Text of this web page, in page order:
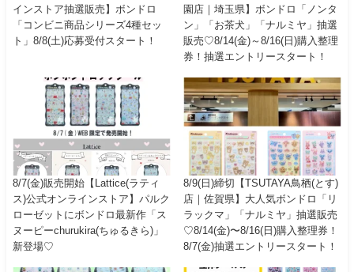
インストア抽選販売】ボンドロ
「コンビニ商品シリーズ4種セッ
ト」8/8(土)応募受付スタート！
園店｜埼玉県】ボンドロ「ノンタ
ン」「お茶犬」「ナルミヤ」抽選
販売♡8/14(金)～8/16(日)購入整理
券！抽選エントリースタート！
8/7(金)販売開始【Lattice(ラティ
ス)公式オンラインストア】パルク
ローゼットにボンドロ最新作「ス
ヌーピーchurukira(ちゅるきら)」
新登場♡
8/9(日)締切【TSUTAYA鳥栖(とす)
店｜佐賀県】大人気ボンドロ「リ
ラックマ」「ナルミヤ」抽選販売
♡8/14(金)〜8/16(日)購入整理券！
8/7(金)抽選エントリースタート！